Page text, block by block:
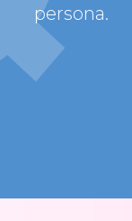
persona.